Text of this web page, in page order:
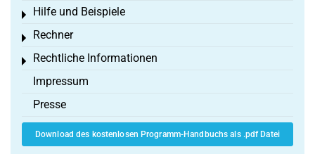
Hilfe und Beispiele
Toggle menu
Rechner
Toggle menu
Rechtliche Informationen
Toggle menu
Impressum
Presse
Download des kostenlosen Programm-Handbuchs als .pdf Datei